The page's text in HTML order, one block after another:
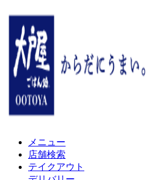
メニュー
店舗検索
テイクアウト